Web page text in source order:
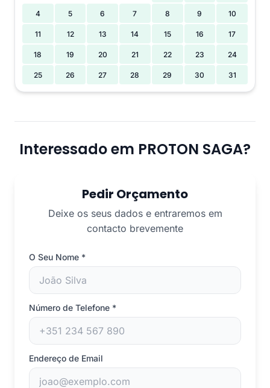
4 5 6 7 8 9 10
11 12 13 14 15 16 17
18 19 20 21 22 23 24
25 26 27 28 29 30 31
Interessado em PROTON SAGA?
Pedir Orçamento
Deixe os seus dados e entraremos em
contacto brevemente
O Seu Nome *
Número de Telefone *
Endereço de Email